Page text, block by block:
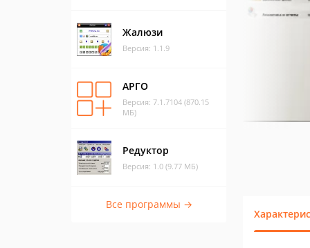
Жалюзи
Версия: 1.1.9
АРГО
Версия: 7.1.7104 (870.15
МБ)
Редуктор
Версия: 1.0 (9.77 МБ)
Все программы →